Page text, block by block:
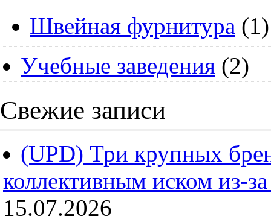
Швейная фурнитура (1)
Учебные заведения (2)
Свежие записи
(UPD) Три крупных
коллективным иском из-
15.07.2026